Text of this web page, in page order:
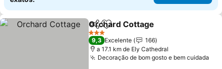
PartilharAdicionar aos favoritos
Orchard Cottage
3 Estrelas
9,3 Excelente
166
a 17.1 km de Ely Cathedral
Decoração de bom gosto e bem cuidada